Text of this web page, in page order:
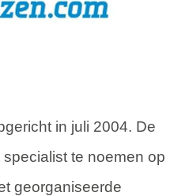
in juli 2004. De
te noemen op
georganiseerde